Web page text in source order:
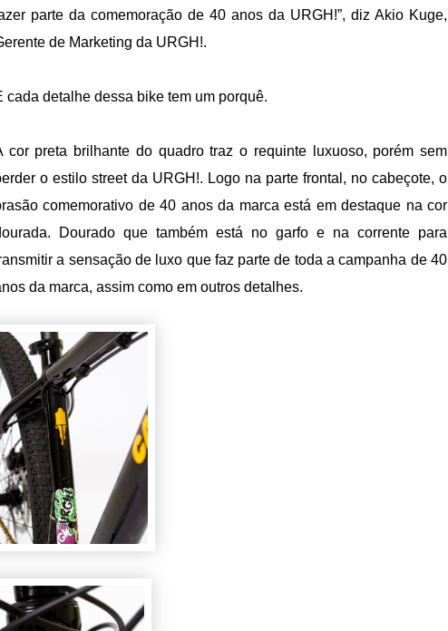
parte da comemoração de 40 anos da URGH!”, diz Akio Kuge,
de Marketing da URGH!.
cada detalhe dessa bike tem um porquê.
cor preta brilhante do quadro traz o requinte luxuoso, porém sem
o estilo street da URGH!. Logo na parte frontal, no cabeçote, o
comemorativo de 40 anos da marca está em destaque na cor
Dourado que também está no garfo e na corrente para
a sensação de luxo que faz parte de toda a campanha de 40
da marca, assim como em outros detalhes.